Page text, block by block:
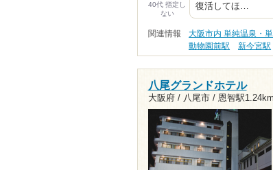
40代 指定し
ない
復活してほ…
関連情報 大阪市内 単純温泉・
動物園前駅
新今宮駅
八尾グランドホテル
大阪府 / 八尾市 / 恩智駅1.24km